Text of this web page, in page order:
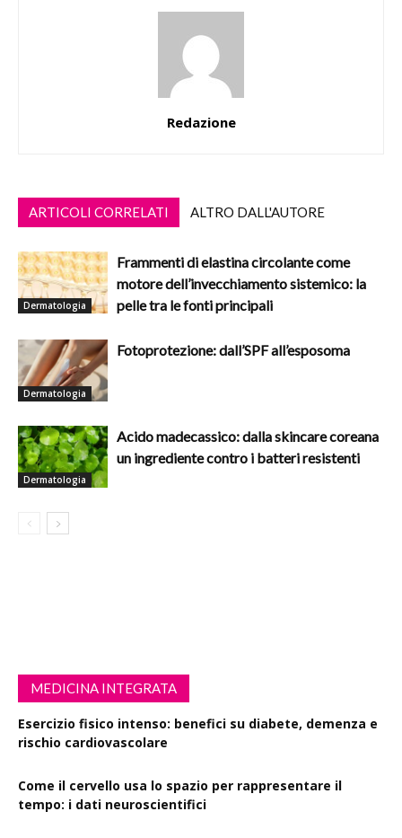
Redazione
ARTICOLI CORRELATI ALTRO DALL'AUTORE
Dermatologia
Frammenti di elastina circolante come
motore dell’invecchiamento sistemico: la
pelle tra le fonti principali
Dermatologia
Fotoprotezione: dall’SPF all’esposoma
Dermatologia
Acido madecassico: dalla skincare coreana
un ingrediente contro i batteri resistenti
MEDICINA INTEGRATA
Esercizio fisico intenso: benefici su diabete, demenza e
rischio cardiovascolare
Come il cervello usa lo spazio per rappresentare il
tempo: i dati neuroscientifici